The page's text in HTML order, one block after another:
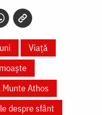
Viață
Munte Athos
despre sfânt